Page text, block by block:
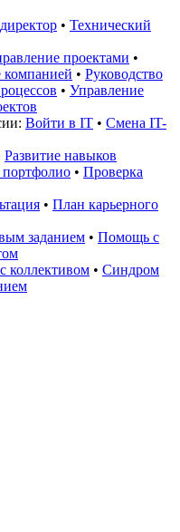
• Технический
проектами •
компанией • Руководство
• Управление
Войти в IT • Смена IT-
Развитие навыков
• Проверка
• План карьерного
заданием • Помощь с
коллективом • Синдром